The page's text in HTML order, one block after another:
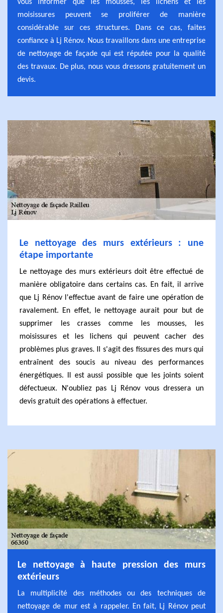
vous informer que les mousses, les lichens et les
moisissures peuvent se proliférer de manière
considérable sur ces structures. Dans ce cas, faites
confiance à Lj Rénov. Nous travaillons dans une entreprise
de nettoyage de façade qui est réputée pour la qualité
des travaux. De plus, nous vous dressons gratuitement un
devis.
Le nettoyage des murs extérieurs : une
étape importante
Le nettoyage des murs extérieurs doit être effectué de
manière obligatoire dans certains cas. En fait, il arrive
que Lj Rénov l'effectue avant de faire une opération de
ravalement. En effet, le nettoyage aurait pour but de
supprimer les crasses comme les mousses, les
moisissures et les lichens qui peuvent cacher des
problèmes plus graves. Il s'agit des fissures des murs qui
entraînent des soucis au niveau des performances
énergétiques. Il est aussi possible que les joints soient
défectueux. N'oubliez pas Lj Rénov vous dressera un
devis gratuit des opérations à effectuer.
Le nettoyage à haute pression des murs
extérieurs
La multiplicité des méthodes ou des techniques de
nettoyage de mur est à rappeler. En fait, Lj Rénov peut